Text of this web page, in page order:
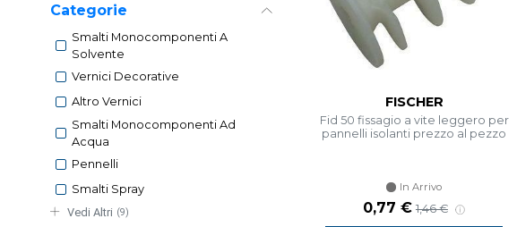
Categorie
Smalti Monocomponenti A
Solvente
Vernici Decorative
Altro Vernici
Smalti Monocomponenti Ad
Acqua
Pennelli
Smalti Spray
Vedi Altri (9)
FISCHER
Fid 50 fissagio a vite leggero per
pannelli isolanti prezzo al pezzo
In Arrivo
Prezzo scontato
0,77 € Prezzo di listino
1,46 €